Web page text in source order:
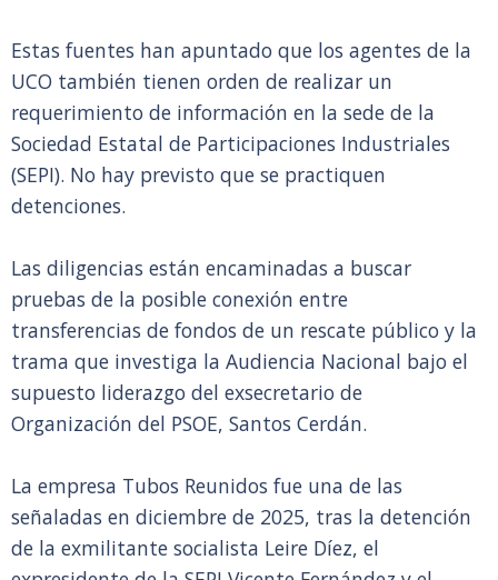
Estas fuentes han apuntado que los agentes de la
UCO también tienen orden de realizar un
requerimiento de información en la sede de la
Sociedad Estatal de Participaciones Industriales
(SEPI). No hay previsto que se practiquen
detenciones.
Las diligencias están encaminadas a buscar
pruebas de la posible conexión entre
transferencias de fondos de un rescate público y la
trama que investiga la Audiencia Nacional bajo el
supuesto liderazgo del exsecretario de
Organización del PSOE, Santos Cerdán.
La empresa Tubos Reunidos fue una de las
señaladas en diciembre de 2025, tras la detención
de la exmilitante socialista Leire Díez, el